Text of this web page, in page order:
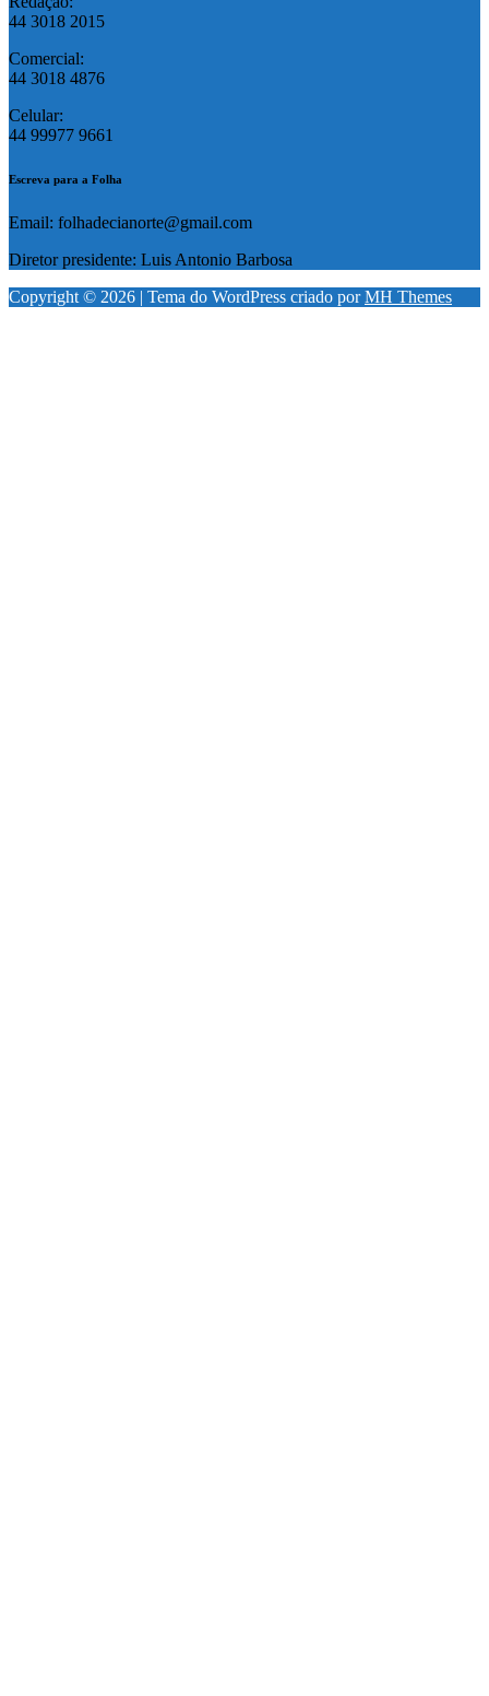
44 3018 2015
Comercial:
44 3018 4876
Celular:
44 99977 9661
Escreva para a Folha
Email: folhadecianorte@gmail.com
Diretor presidente: Luis Antonio Barbosa
Copyright © 2026 | Tema do WordPress criado porMH Themes